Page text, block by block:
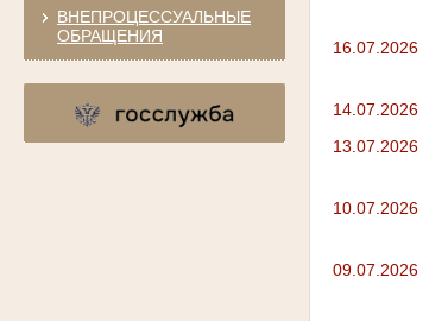
ВНЕПРОЦЕССУАЛЬНЫЕ
ОБРАЩЕНИЯ
16.07.2026
14.07.2026
13.07.2026
10.07.2026
09.07.2026